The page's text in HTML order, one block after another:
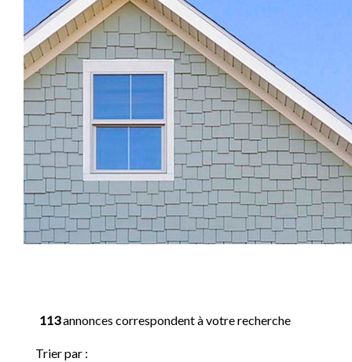
113annonces correspondent à votre recherche
Trier par :